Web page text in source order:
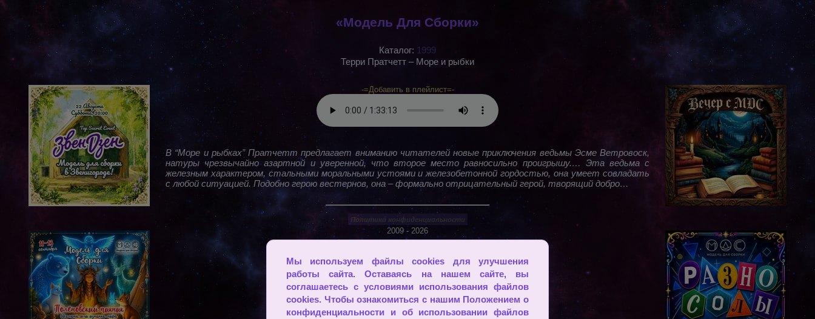
Мы используем файлы cookies для улучшения
работы сайта. Оставаясь на нашем сайте, вы
соглашаетесь с условиями использования файлов
cookies. Чтобы ознакомиться с нашим Положением о
конфиденциальности и об использовании файлов
«Модель Для Сборки»
Каталог: 1999
Терри Пратчетт – Море и рыбки
-=Добавить в плейлист=-
В “Море и рыбках” Пратчетт предлагает вниманию читателей новые приключения ведьмы Эсме Ветровоск,
натуры чрезвычайно азартной и уверенной, что второе место равносильно проигрышу.… Эта ведьма с
железным характером, стальными моральными устоями и железобетонной гордостью, она умеет совладать
с любой ситуацией. Подобно герою вестернов, она – формально отрицательный герой, творящий добро…
2009 - 2026